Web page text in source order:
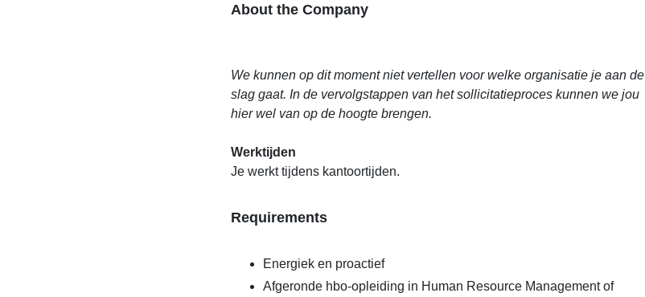
About the Company
We kunnen op dit moment niet vertellen voor welke organisatie je aan de
slag gaat. In de vervolgstappen van het sollicitatieproces kunnen we jou
hier wel van op de hoogte brengen.
Werktijden
Je werkt tijdens kantoortijden.
Requirements
Energiek en proactief
Afgeronde hbo-opleiding in Human Resource Management of